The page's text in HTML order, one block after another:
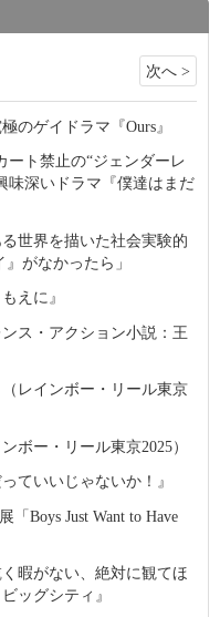
次へ >
のゲイドラマ『Ours』
ート禁止の“ジェンダーレ
味深いドラマ『僕達はまだ
世界を描いた社会実験的
がなかったら」
えに』
ス・アクション小説：王
レインボー・リール東京
ボー・リール東京2025）
ていいじゃないか！』
「Boys Just Want to Have
暇がない、絶対に観てほ
ッグシティ』